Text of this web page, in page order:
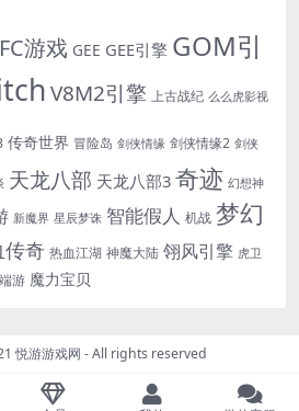
FC游戏 GEE GEE引擎 GOM引
V8M2引擎 上古战纪 么么虎影视
传奇世界 冒险岛 剑侠情缘 剑侠情缘2 剑侠
天龙八部 天龙八部3 奇迹 幻想神
新魔界 星辰梦诛 智能假人 机战 梦幻
传奇 热血江湖 神魔大陆 翎风引擎 虎卫
游 魔力宝贝
悦游游戏网 - All rights reserved